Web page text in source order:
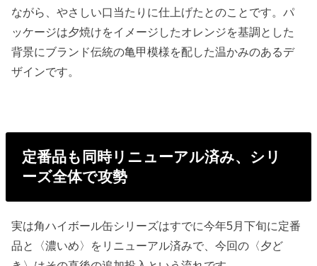
ながら、やさしい口当たりに仕上げたとのことです。パ
ッケージは夕焼けをイメージしたオレンジを基調とした
背景にブランド伝統の亀甲模様を配した温かみのあるデ
ザインです。
定番品も同時リニューアル済み、シリ
ーズ全体で攻勢
実は角ハイボール缶シリーズはすでに今年5月下旬に定番
品と〈濃いめ〉をリニューアル済みで、今回の〈夕ど